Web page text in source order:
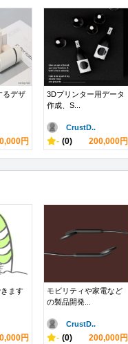
るデザ
円
3Dプリンター用データ
作成、S...
CrustD..
- (0) 200,000円
ます
円
モビリティや家電など
の製品開発...
CrustD..
- (0) 200,000円